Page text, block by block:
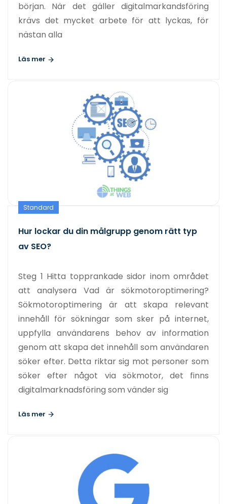
början. När det gäller digitalmarkandsföring
krävs det mycket arbete för att lyckas, för
nästan alla
Läs mer
Standard
Hur lockar du din målgrupp genom rätt typ
av SEO?
Steg 1 Hitta topprankade sidor inom området
att analysera Vad är sökmotoroptimering?
Sökmotoroptimering är att skapa relevant
innehåll för sökningar som sker på internet,
uppfylla användarens behov av information
genom att skapa det innehåll som användaren
söker efter. Detta riktar sig mot personer som
söker efter något via sökmotor, det finns
digitalmarknadsföring som vänder sig
Läs mer